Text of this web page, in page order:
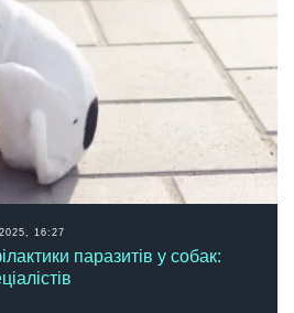
16:27
паразитів у собак: